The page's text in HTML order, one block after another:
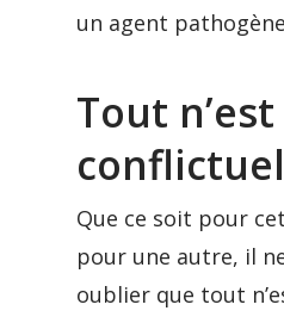
un agent
Tout
conflictuel
Que ce soit pour
pour une autre, il
oublier que tout